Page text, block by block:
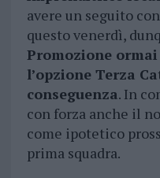
avere un seguito
questo venerdì,
Promozione
l’opzione Terza
conseguenza. In
con forza anche il
come ipotetico
prima squadra.